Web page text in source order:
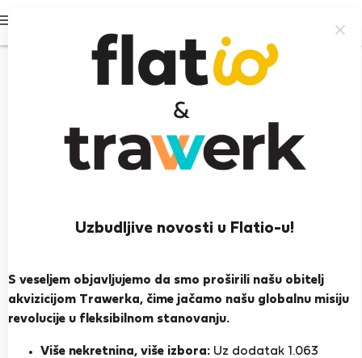
Uzbudljive novosti u Flatio-u!
S veseljem objavljujemo da smo proširili našu obitelj
akvizicijom Trawerka, čime jačamo našu globalnu misiju
revolucije u fleksibilnom stanovanju.
Više nekretnina, više izbora: Uz dodatak 1.063
Tülay K.
Heroj susjedstva
Istanbul
PRIKAŽI ŽIVOTOPIS